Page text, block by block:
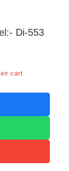
Di-553
cart